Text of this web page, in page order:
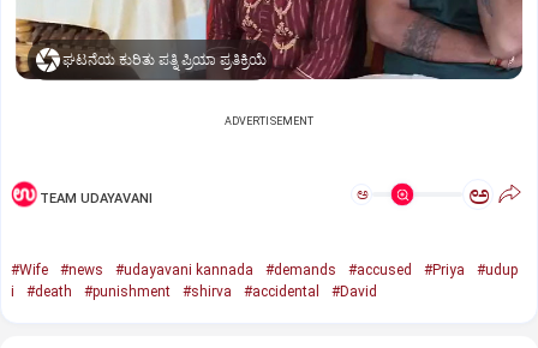
ಘಟನೆಯ ಕುರಿತು ಪತ್ನಿ ಪ್ರಿಯಾ ಪ್ರತಿಕ್ರಿಯೆ
ADVERTISEMENT
TEAM UDAYAVANI ಅ ಅ
#Wife #news #udayavani kannada #demands #accused #Priya
#udup
i
#death #punishment #shirva #accidental #David